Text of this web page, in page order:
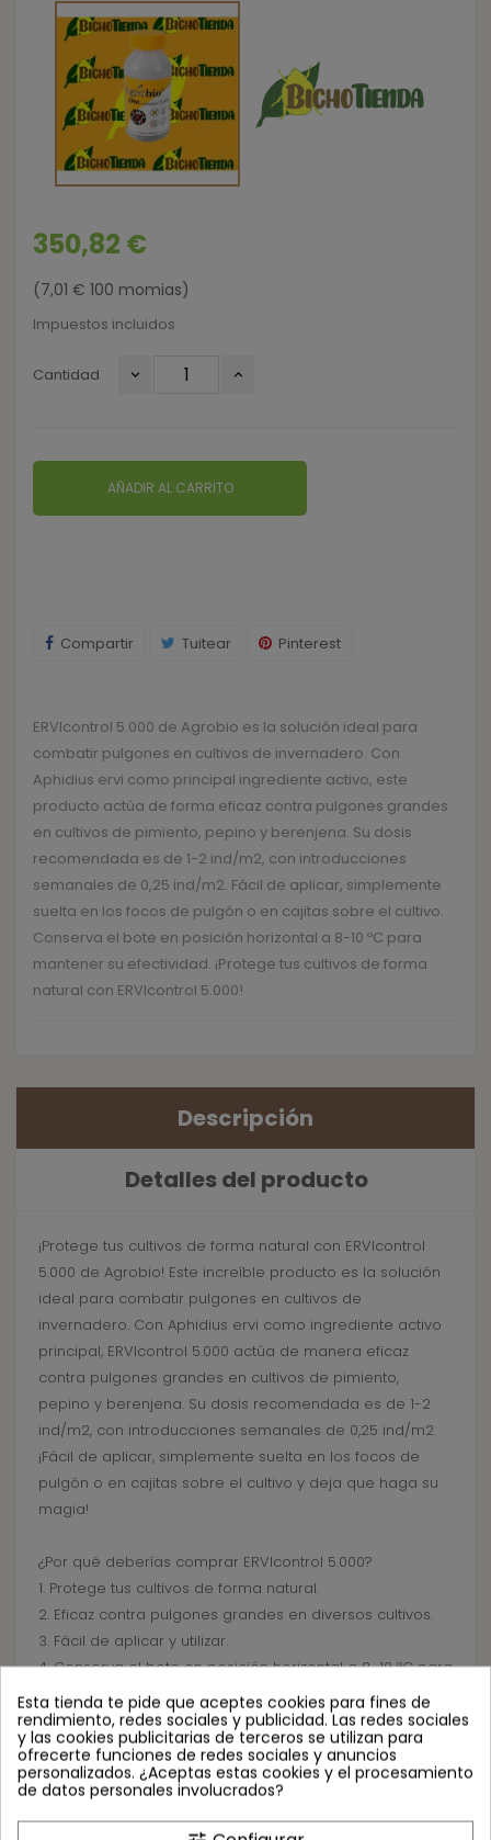
350,82 €
(7,01 € 100 momias)
Impuestos incluidos
Cantidad
AÑADIR AL CARRITO
Compartir Tuitear Pinterest
ERVIcontrol 5.000 de Agrobio es la solución ideal para
combatir pulgones en cultivos de invernadero. Con
Aphidius ervi como principal ingrediente activo, este
producto actúa de forma eficaz contra pulgones grandes
en cultivos de pimiento, pepino y berenjena. Su dosis
recomendada es de 1-2 ind/m2, con introducciones
semanales de 0,25 ind/m2. Fácil de aplicar, simplemente
suelta en los focos de pulgón o en cajitas sobre el cultivo.
Conserva el bote en posición horizontal a 8-10 ºC para
mantener su efectividad. ¡Protege tus cultivos de forma
natural con ERVIcontrol 5.000!
Descripción
Detalles del producto
¡Protege tus cultivos de forma natural con ERVIcontrol
5.000 de Agrobio! Este increíble producto es la solución
ideal para combatir pulgones en cultivos de
invernadero. Con Aphidius ervi como ingrediente activo
principal, ERVIcontrol 5.000 actúa de manera eficaz
contra pulgones grandes en cultivos de pimiento,
pepino y berenjena. Su dosis recomendada es de 1-2
ind/m2, con introducciones semanales de 0,25 ind/m2.
¡Fácil de aplicar, simplemente suelta en los focos de
pulgón o en cajitas sobre el cultivo y deja que haga su
magia!
¿Por qué deberías comprar ERVIcontrol 5.000?
1. Protege tus cultivos de forma natural.
2. Eficaz contra pulgones grandes en diversos cultivos.
3. Fácil de aplicar y utilizar.
4. Conserva el bote en posición horizontal a 8-10 ºC para
mantener su efectividad.
¡No pierdas la oportunidad de adquirir ERVIcontrol 5.000
de Agrobio, un producto con alta demanda y
disponibilidad limitada! Aprovecha ahora y añádelo a tu
carrito para proteger tus cultivos de forma efectiva.
Esta tienda te pide que aceptes cookies para fines de
rendimiento, redes sociales y publicidad. Las redes sociales
y las cookies publicitarias de terceros se utilizan para
ofrecerte funciones de redes sociales y anuncios
personalizados. ¿Aceptas estas cookies y el procesamiento
de datos personales involucrados?